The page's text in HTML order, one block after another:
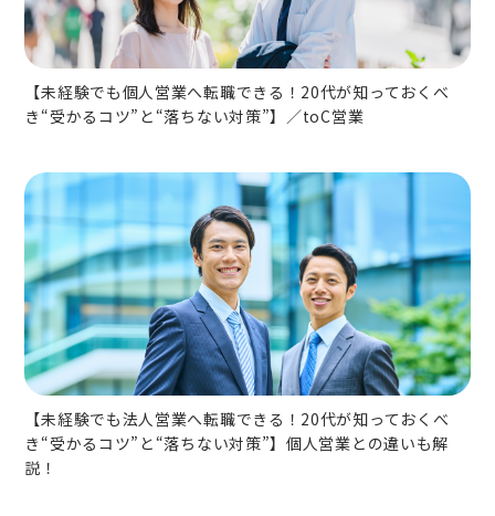
【未経験でも個人営業へ転職できる！20代が知っておくべ
き“受かるコツ”と“落ちない対策”】／toC営業
【未経験でも法人営業へ転職できる！20代が知っておくべ
き“受かるコツ”と“落ちない対策”】個人営業との違いも解
説！